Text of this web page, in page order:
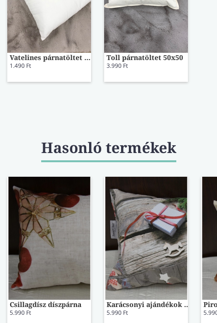
Vatelines párnatöltet 40x40
1.490 Ft
Toll párnatöltet 50x50
3.990 Ft
Hasonló termékek
Csillagdísz díszpárna
5.990 Ft
Karácsonyi ajándékok díszpárna
5.990 Ft